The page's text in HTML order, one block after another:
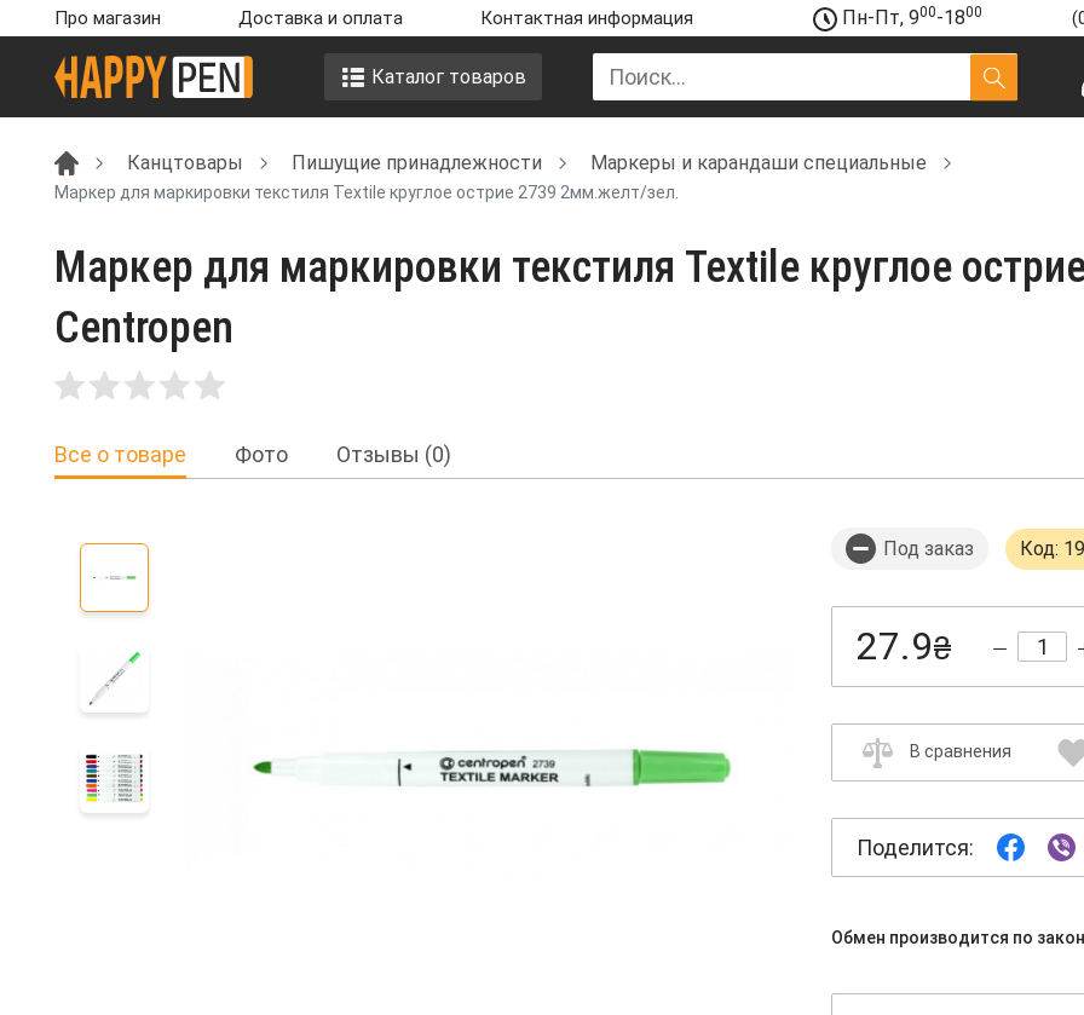
Про магазин Доставка и оплата Контактная информация Пн-Пт, 900-1800
Каталог товаров
Канцтовары Пишущие принадлежности Маркеры и карандаши специальные
Маркер для маркировки текстиля Textile круглое острие 2739 2мм.желт/зел.
Маркер для маркировки текстиля Textile круглое
Centropen
Все о товаре Фото Отзывы (0)
Под заказ Код:
27.9₴
В сравнения
Поделится:
Обмен производится по